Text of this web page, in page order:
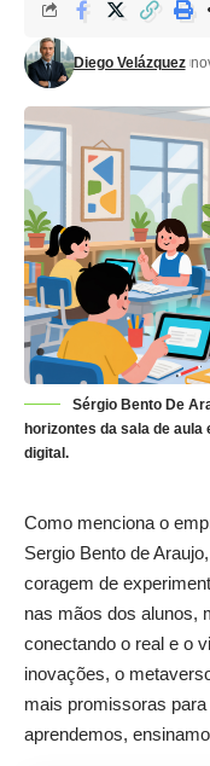
Diego Velázquez
Sérgio Bento De
horizontes da sala de aula
digital.
Como menciona o
Sergio Bento de
coragem de
nas mãos dos alunos,
conectando o real e o
inovações, o
mais promissoras
aprendemos,